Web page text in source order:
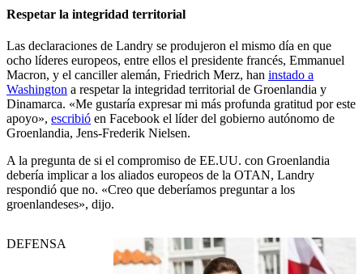
Respetar la integridad territorial
Las declaraciones de Landry se produjeron el mismo día en que
ocho líderes europeos, entre ellos el presidente francés, Emmanuel
Macron, y el canciller alemán, Friedrich Merz, han instado a
Washington a respetar la integridad territorial de Groenlandia y
Dinamarca. «Me gustaría expresar mi más profunda gratitud por este
apoyo», escribió en Facebook el líder del gobierno autónomo de
Groenlandia, Jens-Frederik Nielsen.
A la pregunta de si el compromiso de EE.UU. con Groenlandia
debería implicar a los aliados europeos de la OTAN, Landry
respondió que no. «Creo que deberíamos preguntar a los
groenlandeses», dijo.
DEFENSA